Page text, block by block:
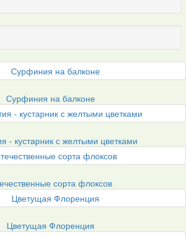
Сурфиния на балконе
- кустарник с желтыми цветками
сорта флоксов
Цветущая Флоренция